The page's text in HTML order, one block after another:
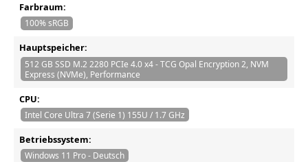
Farbraum:
100% sRGB
Hauptspeicher:
512 GB SSD M.2 2280 PCIe 4.0 x4 - TCG Opal Encryption 2, NVM
Express (NVMe), Performance
CPU:
Intel Core Ultra 7 (Serie 1) 155U / 1.7 GHz
Betriebssystem:
Windows 11 Pro - Deutsch